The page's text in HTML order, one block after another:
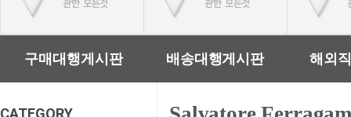
구매대행게시판 배송대행게시판 해외
CATEGORY